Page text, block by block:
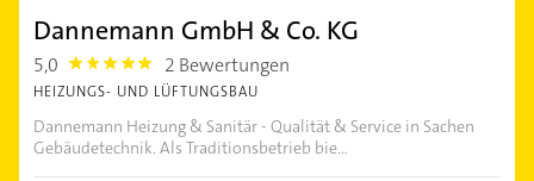
Dannemann GmbH & Co. KG
5,0 5.0 2 Bewertungen
HEIZUNGS- UND LÜFTUNGSBAU
Dannemann Heizung & Sanitär - Qualität & Service in Sachen
Gebäudetechnik. Als Traditionsbetrieb bie...